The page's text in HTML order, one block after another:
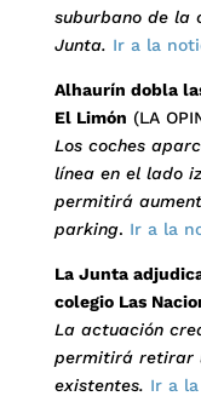
suburbano de la
Junta. Ir a la
Alhaurín dobla
El Limón (LA
Los coches
línea en el lado
permitirá
parking. Ir a la
La Junta
colegio Las
La actuación
permitirá retirar
existentes. Ir a